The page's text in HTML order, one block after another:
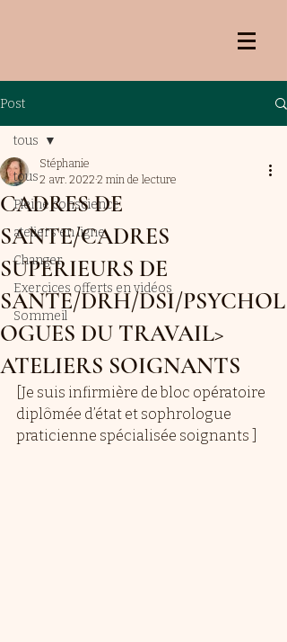
Post
tous
Pleine conscience
ateliers en ligne
Changer
Exercices offerts en vidéos
Sommeil
tous
CADRES DE
SANTE/CADRES
SUPERIEURS DE
SANTE/DRH/DSI/PSYCHOL
OGUES DU TRAVAIL>
ATELIERS SOIGNANTS
Stéphanie
2 avr. 2022 2 min de lecture
[Je suis infirmière de bloc opératoire
diplômée d’état et sophrologue
praticienne spécialisée soignants ]